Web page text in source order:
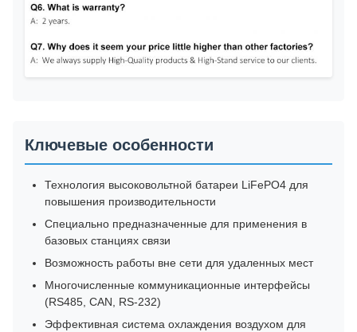
Ключевые особенности
Технология высоковольтной батареи LiFePO4 для
повышения производительности
Специально предназначенные для применения в
базовых станциях связи
Возможность работы вне сети для удаленных мест
Многочисленные коммуникационные интерфейсы
(RS485, CAN, RS-232)
Эффективная система охлаждения воздухом для